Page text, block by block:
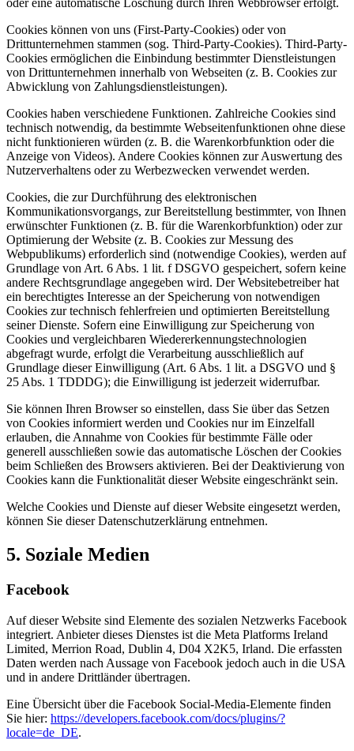
oder eine automatische Löschung durch Ihren Webbrowser erfolgt.
Cookies können von uns (First-Party-Cookies) oder von
Drittunternehmen stammen (sog. Third-Party-Cookies). Third-Party-
Cookies ermöglichen die Einbindung bestimmter Dienstleistungen
von Drittunternehmen innerhalb von Webseiten (z. B. Cookies zur
Abwicklung von Zahlungsdienstleistungen).
Cookies haben verschiedene Funktionen. Zahlreiche Cookies sind
technisch notwendig, da bestimmte Webseitenfunktionen ohne diese
nicht funktionieren würden (z. B. die Warenkorbfunktion oder die
Anzeige von Videos). Andere Cookies können zur Auswertung des
Nutzerverhaltens oder zu Werbezwecken verwendet werden.
Cookies, die zur Durchführung des elektronischen
Kommunikationsvorgangs, zur Bereitstellung bestimmter, von Ihnen
erwünschter Funktionen (z. B. für die Warenkorbfunktion) oder zur
Optimierung der Website (z. B. Cookies zur Messung des
Webpublikums) erforderlich sind (notwendige Cookies), werden auf
Grundlage von Art. 6 Abs. 1 lit. f DSGVO gespeichert, sofern keine
andere Rechtsgrundlage angegeben wird. Der Websitebetreiber hat
ein berechtigtes Interesse an der Speicherung von notwendigen
Cookies zur technisch fehlerfreien und optimierten Bereitstellung
seiner Dienste. Sofern eine Einwilligung zur Speicherung von
Cookies und vergleichbaren Wiedererkennungstechnologien
abgefragt wurde, erfolgt die Verarbeitung ausschließlich auf
Grundlage dieser Einwilligung (Art. 6 Abs. 1 lit. a DSGVO und §
25 Abs. 1 TDDDG); die Einwilligung ist jederzeit widerrufbar.
Sie können Ihren Browser so einstellen, dass Sie über das Setzen
von Cookies informiert werden und Cookies nur im Einzelfall
erlauben, die Annahme von Cookies für bestimmte Fälle oder
generell ausschließen sowie das automatische Löschen der Cookies
beim Schließen des Browsers aktivieren. Bei der Deaktivierung von
Cookies kann die Funktionalität dieser Website eingeschränkt sein.
Welche Cookies und Dienste auf dieser Website eingesetzt werden,
können Sie dieser Datenschutzerklärung entnehmen.
5. Soziale Medien
Facebook
Auf dieser Website sind Elemente des sozialen Netzwerks Facebook
integriert. Anbieter dieses Dienstes ist die Meta Platforms Ireland
Limited, Merrion Road, Dublin 4, D04 X2K5, Irland. Die erfassten
Daten werden nach Aussage von Facebook jedoch auch in die USA
und in andere Drittländer übertragen.
Eine Übersicht über die Facebook Social-Media-Elemente finden
Sie hier: https://developers.facebook.com/docs/plugins/?
locale=de_DE.